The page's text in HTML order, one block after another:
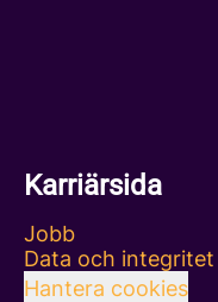
Karriärsida
Jobb
Data och integritet
Hantera cookies